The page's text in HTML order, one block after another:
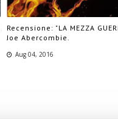
Recensione: "LA MEZZA
Joe Abercombie.
Aug 04, 2016